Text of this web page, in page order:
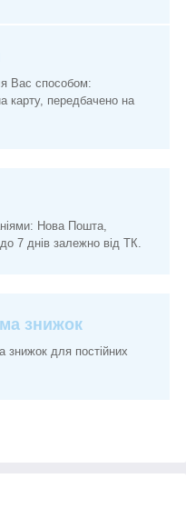
Вас способом:
карту, передбачено на
Нова Пошта,
7 днів залежно від ТК.
знижок
знижок для постійних